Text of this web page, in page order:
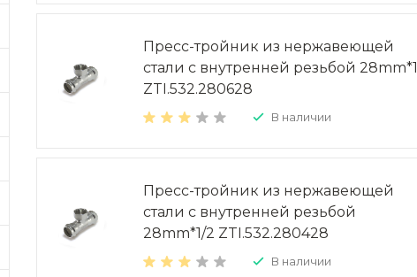
Пресс-тройник из нержавеющей
стали с внутренней резьбой 28mm*1
ZTI.532.280628
В наличии
Пресс-тройник из нержавеющей
стали с внутренней резьбой
28mm*1/2 ZTI.532.280428
В наличии